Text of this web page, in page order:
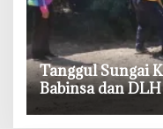
‎Tanggul Sungai
Babinsa dan